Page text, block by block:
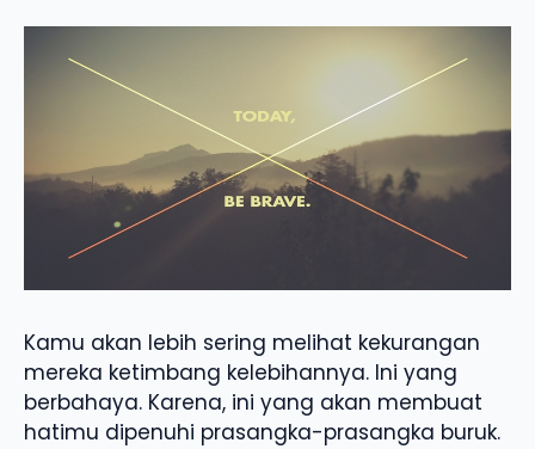
Kamu akan lebih sering melihat kekurangan
mereka ketimbang kelebihannya. Ini yang
berbahaya. Karena, ini yang akan membuat
hatimu dipenuhi prasangka-prasangka buruk.